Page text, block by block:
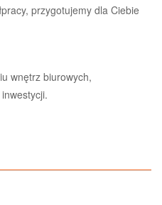
przygotujemy dla Ciebie
wnętrz biurowych,